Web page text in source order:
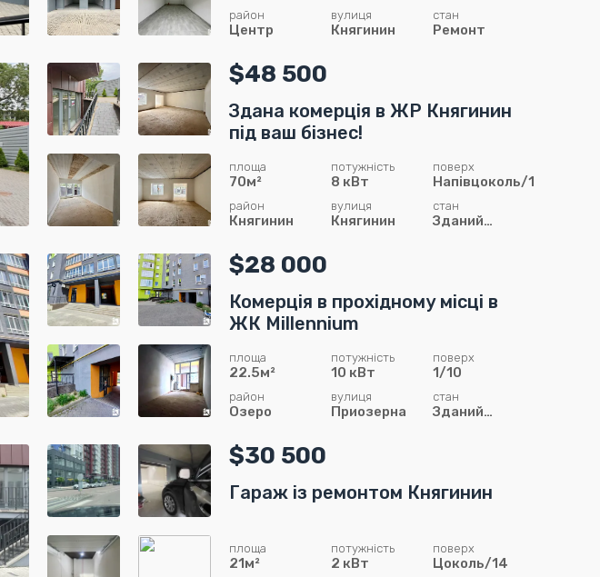
район
Центр
вулиця
Княгинин
стан
Ремонт
$48 500
Здана комерція в ЖР Княгинин
під ваш бізнес!
площа
70м²
потужність
8 кВт
поверх
Напівцоколь/13
район
Княгинин
вулиця
Княгинин
стан
Зданий
$28 000
Комерція в прохідному місці в
ЖК Millennium
площа
22.5м²
потужність
10 кВт
поверх
1/10
район
Озеро
вулиця
Приозерна
стан
Зданий
$30 500
Гараж із ремонтом Княгинин
площа
21м²
потужність
2 кВт
поверх
Цоколь/14